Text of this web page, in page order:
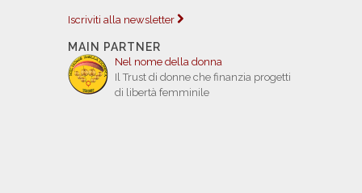
Iscriviti alla newsletter
MAIN PARTNER
Nel nome della donna
Il Trust di donne che finanzia progetti
di libertà femminile